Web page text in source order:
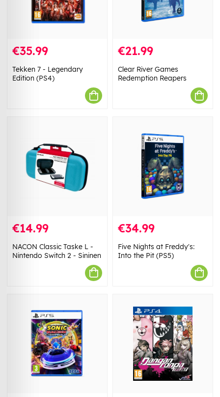
€35.99
Tekken 7 - Legendary
Edition (PS4)
€21.99
Clear River Games
Redemption Reapers
€14.99
NACON Classic Taske L -
Nintendo Switch 2 - Sininen
€34.99
Five Nights at Freddy's:
Into the Pit (PS5)